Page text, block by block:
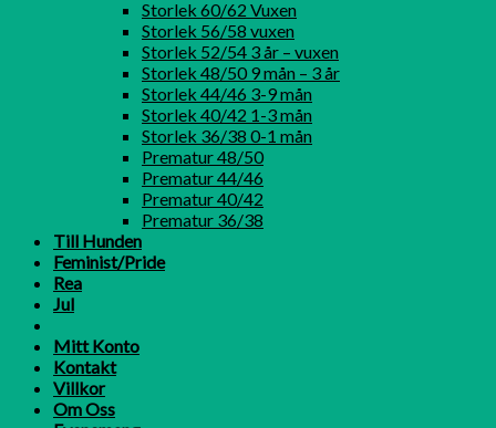
Storlek 60/62 Vuxen
Storlek 56/58 vuxen
Storlek 52/54 3 år – vuxen
Storlek 48/50 9 mån – 3 år
Storlek 44/46 3-9 mån
Storlek 40/42 1-3 mån
Storlek 36/38 0-1 mån
Prematur 48/50
Prematur 44/46
Prematur 40/42
Prematur 36/38
Till Hunden
Feminist/Pride
Rea
Jul
Mitt Konto
Kontakt
Villkor
Om Oss